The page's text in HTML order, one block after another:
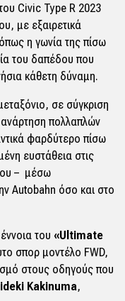
Civic Type R 2023
με εξαιρετικά
η γωνία της πίσω
του δαπέδου που
κάθετη δύναμη.
σε σύγκριση
πολλαπλών
φαρδύτερο πίσω
ευστάθεια στις
– μέσω
Autobahn όσο και στο
του «Ultimate
σπορ μοντέλο FWD,
στους οδηγούς που
Kakinuma,